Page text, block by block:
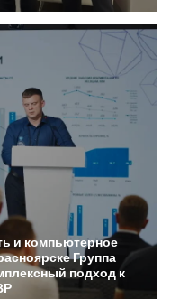
и компьютерное
Группа
подход к